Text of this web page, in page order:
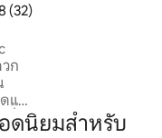
เฉลี่ย 4.78 จาก 5, 32 รีวิว
(32)
ก
และ
ถิ่น
พักผ่อน และการเ
ดนิยมสำหรับ